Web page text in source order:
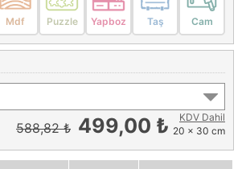
Mdf Puzzle Yapboz Taş Cam
588,82 ₺ 499,00 ₺
KDV Dahil
20 x 30 cm